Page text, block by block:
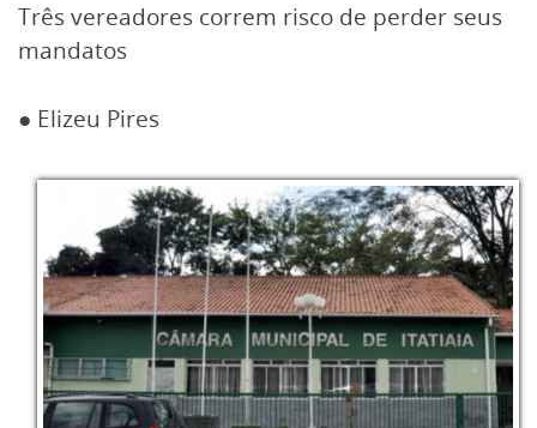
Três vereadores correm risco de perder seus
mandatos
● Elizeu Pires